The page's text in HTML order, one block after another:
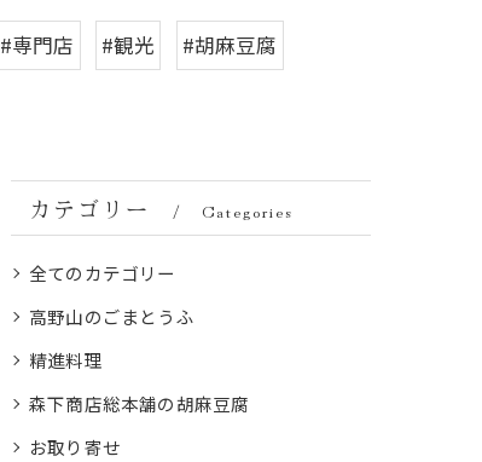
#専門店 #観光
#胡麻豆腐
カテゴリー Categories
全てのカテゴリー
高野山のごまとうふ
精進料理
森下商店総本舗の胡麻豆腐
お取り寄せ